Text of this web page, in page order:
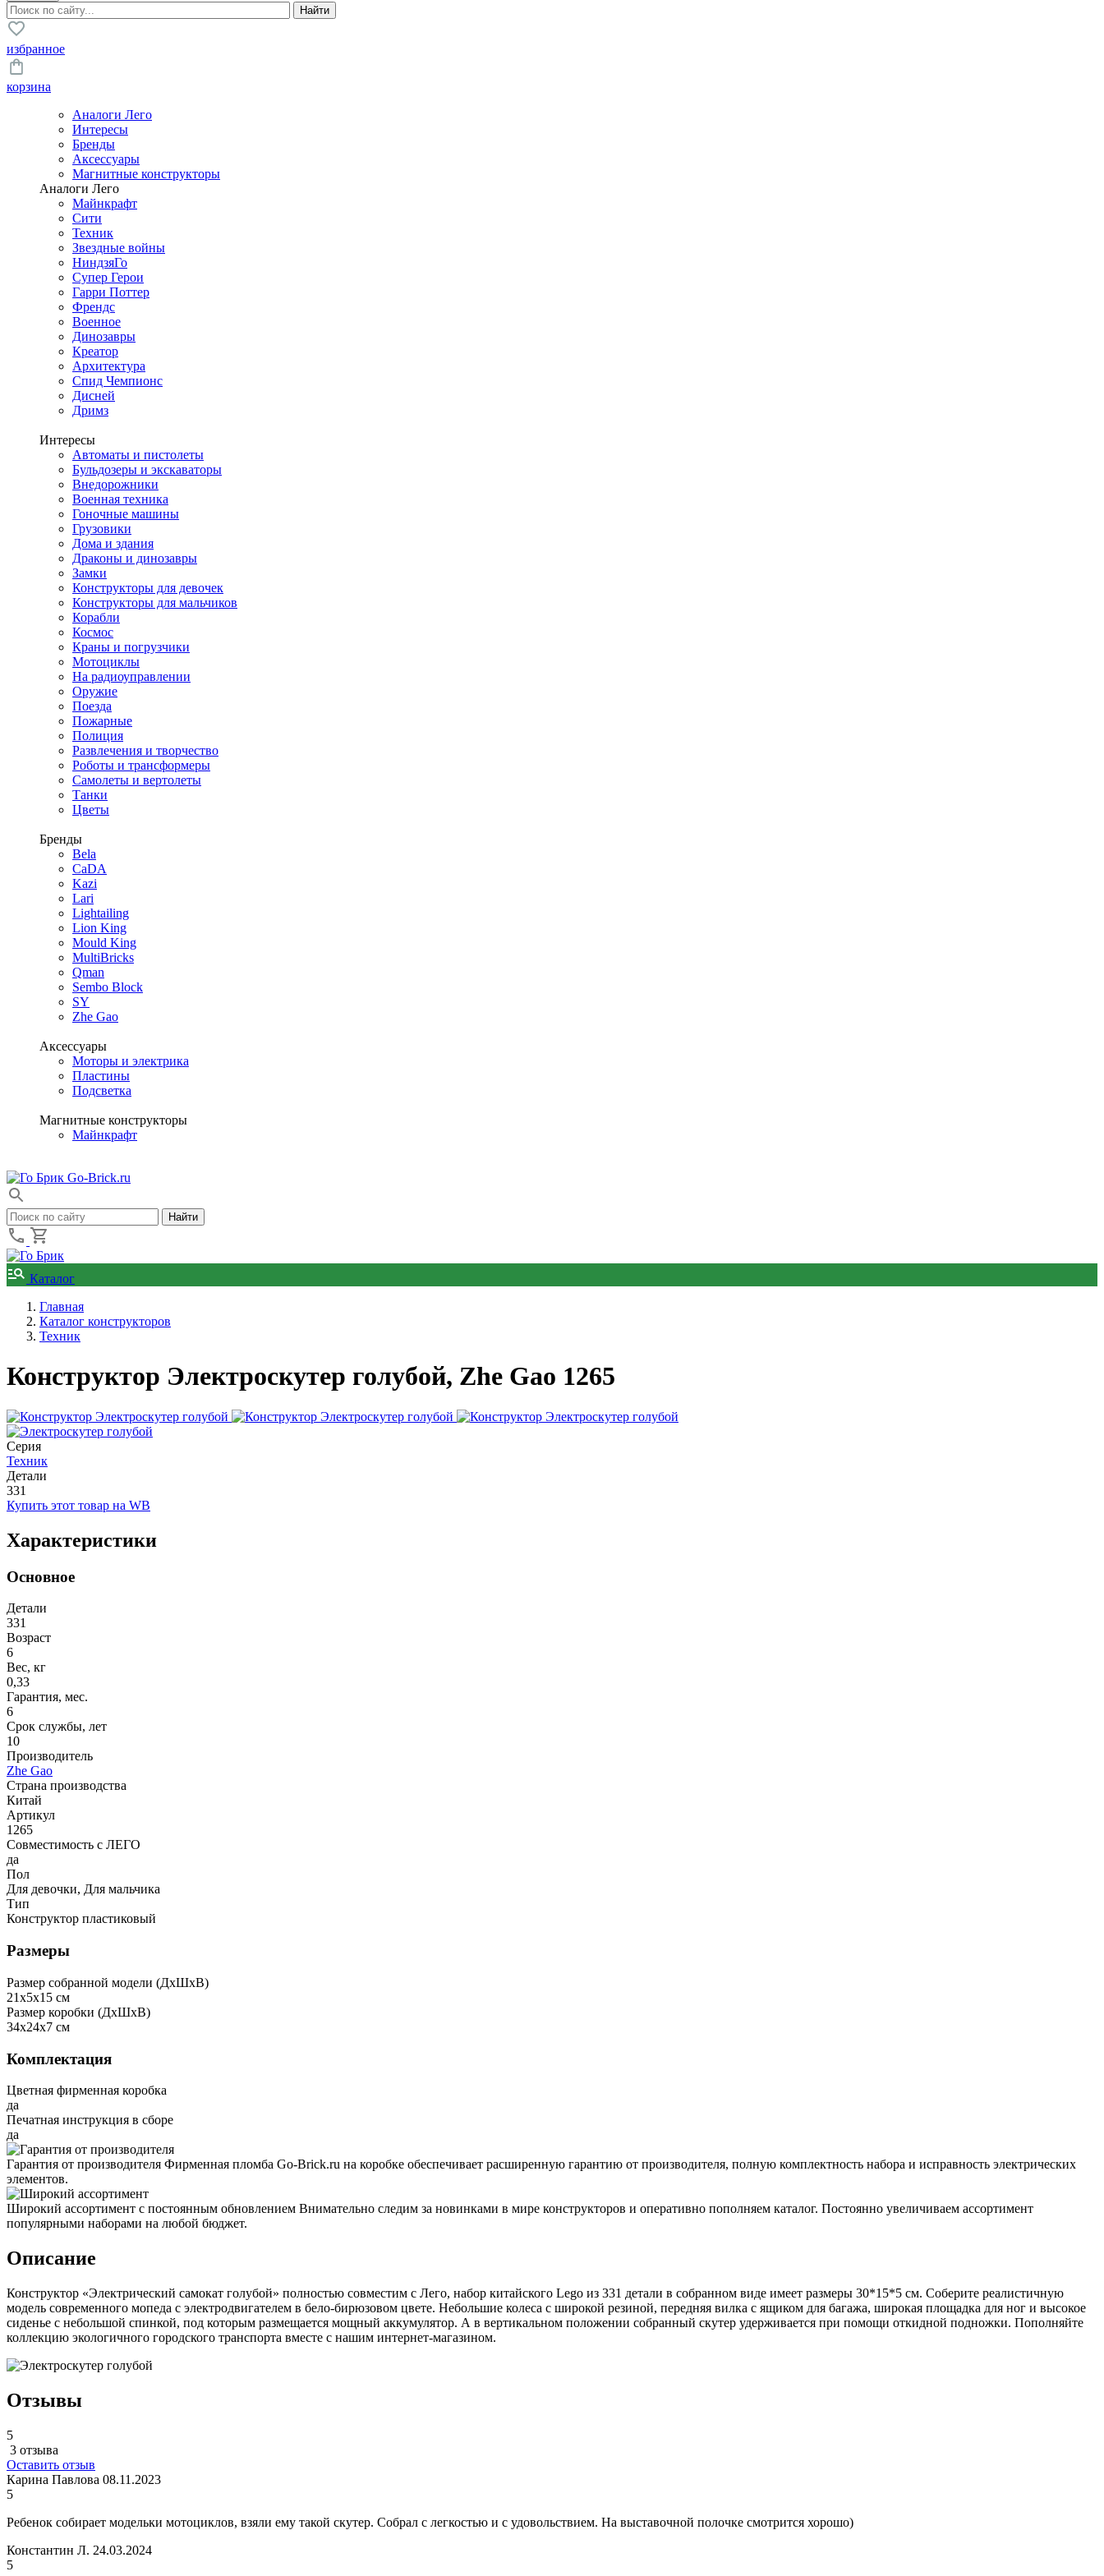
избранное
корзина
Аналоги Лего
Интересы
Бренды
Аксессуары
Магнитные конструкторы
Аналоги Лего
Майнкрафт
Сити
Техник
Звездные войны
НиндзяГо
Супер Герои
Гарри Поттер
Френдс
Военное
Динозавры
Креатор
Архитектура
Спид Чемпионс
Дисней
Дримз
Интересы
Автоматы и пистолеты
Бульдозеры и экскаваторы
Внедорожники
Военная техника
Гоночные машины
Грузовики
Дома и здания
Драконы и динозавры
Замки
Конструкторы для девочек
Конструкторы для мальчиков
Корабли
Космос
Краны и погрузчики
Мотоциклы
На радиоуправлении
Оружие
Поезда
Пожарные
Полиция
Развлечения и творчество
Роботы и трансформеры
Самолеты и вертолеты
Танки
Цветы
Бренды
Bela
CaDA
Kazi
Lari
Lightailing
Lion King
Mould King
MultiBricks
Qman
Sembo Block
SY
Zhe Gao
Аксессуары
Моторы и электрика
Пластины
Подсветка
Магнитные конструкторы
Майнкрафт
Go-Brick.ru
Каталог
Главная
Каталог конструкторов
Техник
Конструктор Электроскутер голубой, Zhe Gao 1265
Серия
Техник
Детали
331
Купить этот товар на WB
Характеристики
Основное
Детали
331
Возраст
6
Вес, кг
0,33
Гарантия, мес.
6
Срок службы, лет
10
Производитель
Zhe Gao
Страна производства
Китай
Артикул
1265
Совместимость с ЛЕГО
да
Пол
Для девочки, Для мальчика
Тип
Конструктор пластиковый
Размеры
Размер собранной модели (ДxШxВ)
21x5x15 см
Размер коробки (ДxШxВ)
34x24x7 см
Комплектация
Цветная фирменная коробка
да
Печатная инструкция в сборе
да
Гарантия от производителя Фирменная пломба Go-Brick.ru на коробке обеспечивает расширенную гарантию от производителя, полную комплектность набора и исправность электрических
элементов.
Широкий ассортимент с постоянным обновлением Внимательно следим за новинками в мире конструкторов и оперативно пополняем каталог. Постоянно увеличиваем ассортимент
популярными наборами на любой бюджет.
Описание
Конструктор «Электрический самокат голубой» полностью совместим с Лего, набор китайского Lego из 331 детали в собранном виде имеет размеры 30*15*5 см. Соберите реалистичную
модель современного мопеда с электродвигателем в бело-бирюзовом цвете. Небольшие колеса с широкой резиной, передняя вилка с ящиком для багажа, широкая площадка для ног и высокое
сиденье с небольшой спинкой, под которым размещается мощный аккумулятор. А в вертикальном положении собранный скутер удерживается при помощи откидной подножки. Пополняйте
коллекцию экологичного городского транспорта вместе с нашим интернет-магазином.
Отзывы
5
3 отзыва
Оставить отзыв
Карина Павлова 08.11.2023
5
Ребенок собирает модельки мотоциклов, взяли ему такой скутер. Собрал с легкостью и с удовольствием. На выставочной полочке смотрится хорошо)
Константин Л. 24.03.2024
5